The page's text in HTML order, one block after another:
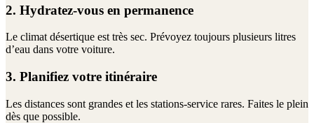
2. Hydratez-vous en permanence
Le climat désertique est très sec. Prévoyez toujours plusieurs litres
d’eau dans votre voiture.
3. Planifiez votre itinéraire
Les distances sont grandes et les stations-service rares. Faites le plein
dès que possible.